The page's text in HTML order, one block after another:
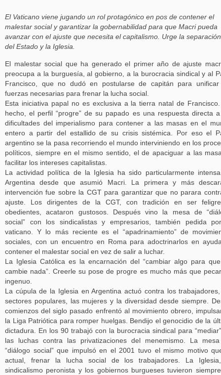
El Vaticano viene jugando un rol protagónico en pos de contener el
malestar social y garantizar la gobernabilidad para que Macri pueda
avanzar con el ajuste que necesita el capitalismo. Urge la separación
del Estado y la Iglesia.
El malestar social que ha generado el primer año de ajuste
preocupa a la burguesía, al gobierno, a la burocracia sindical y al
Francisco, que no dudó en postularse de capitán para
fuerzas necesarias para frenar la lucha social.
Esta iniciativa papal no es exclusiva a la tierra natal de
hecho, el perfil “progre” de su papado es una respuesta directa
dificultades del imperialismo para contener a las masas en el
entero a partir del estallido de su crisis sistémica. Por eso el
argentino se la pasa recorriendo el mundo interviniendo en los
políticos, siempre en el mismo sentido, el de apaciguar a las
facilitar los intereses capitalistas.
La actividad política de la Iglesia ha sido particularmente
Argentina desde que asumió Macri. La primera y más
intervención fue sobre la CGT para garantizar que no parara
ajuste. Los dirigentes de la CGT, con tradición en ser
obedientes, acataron gustosos. Después vino la mesa de
social” con los sindicalistas y empresarios, también pedida
vaticano. Y lo más reciente es el “apadrinamiento” de
sociales, con un encuentro en Roma para adoctrinarlos en
contener el malestar social en vez de salir a luchar.
La Iglesia Católica es la encarnación del “cambiar algo para
cambie nada”. Creerle su pose de progre es mucho más que
ingenuo.
La cúpula de la Iglesia en Argentina actuó contra los
sectores populares, las mujeres y la diversidad desde siempre.
comienzos del siglo pasado enfrentó al movimiento obrero,
la Liga Patriótica para romper huelgas. Bendijo el genocidio de la
dictadura. En los 90 trabajó con la burocracia sindical para
las luchas contra las privatizaciones del menemismo. La
“diálogo social” que impulsó en el 2001 tuvo el mismo motivo
actual, frenar la lucha social de los trabajadores. La
sindicalismo peronista y los gobiernos burgueses tuvieron